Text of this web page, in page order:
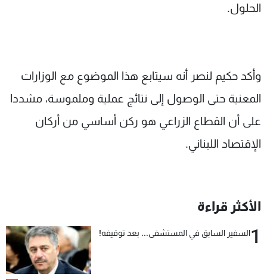
الحلول.
وأكد حكيم لنصر أنه سيتابع هذا الموضوع مع الوزارات
المعنية حتى الوصول إلى نتائج عملية وملموسة، مشددا
على أن القطاع الزراعي هو ركن أساسي من أركان
الإقتصاد اللبناني.
الأكثر قراءة
1السفير السابق في المستشفى... بعد توقيفه!